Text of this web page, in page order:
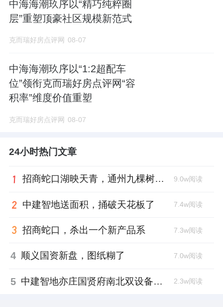
中海海潮玖序以“精巧纯粹圈
层”重塑顶豪社区规模新范式
克而瑞好房点评网 08-07
中海海潮玖序以“1:2超配车
位”领衔克而瑞好房点评网“容
积率”维度价值重塑
克而瑞好房点评网 08-07
24小时热门文章
招商蛇口湖映天青，通州九棵树首座宋韵新盘亮相 9.0w阅读
中建智地送面积，捅破天花板了 7.4w阅读
招商蛇口，杀出一个新产品系 7.3w阅读
4 顺义国资新盘，图纸糊了 7.0w阅读
5 中建智地亦庄国贤府南北双设备平台，得房率创区域新高 2.3w阅读